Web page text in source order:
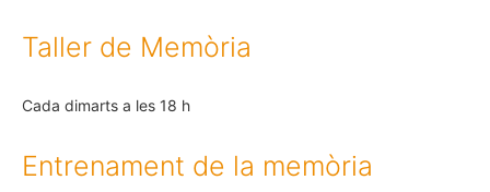
Taller de Memòria
Cada dimarts a les 18 h
Entrenament de la memòria